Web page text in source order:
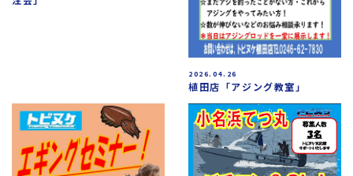
2026.04.26
植田店「アジング教室」